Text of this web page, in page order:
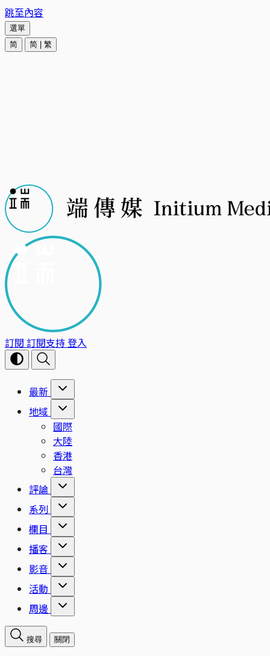
跳至內容
選單
简
简 繁
訂閱 訂閱支持登入
最新
地域
國際
大陸
香港
台灣
評論
系列
欄目
播客
影音
活動
周邊
搜尋 關閉